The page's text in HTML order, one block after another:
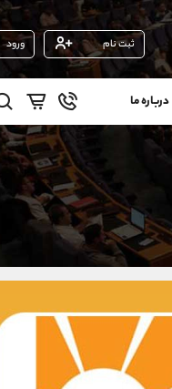
ثبت نام ورود
درباره ما
(فائزه تهرانی)
09101364784
شروع گفتگو
@Armteam_admin_104
021-22021030
90001030
@alireza.mehrabii
@alirezamehrabi_com
@alirezamehrabi_official